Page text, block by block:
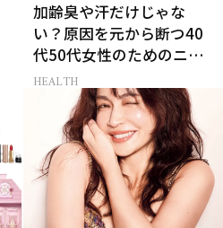
加齢臭や汗だけじゃな
い？原因を元から断つ40
代50代女性のためのニオ
イケア
HEALTH